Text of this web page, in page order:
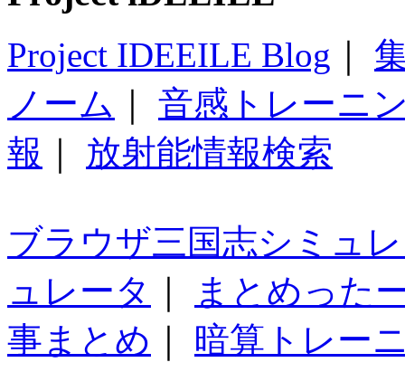
Project IDEEILE Blog
ノーム
音感トレーニ
報
放射能情報検索
ブラウザ三国志シミュ
ュレータ
まとめった
事まとめ
暗算トレー